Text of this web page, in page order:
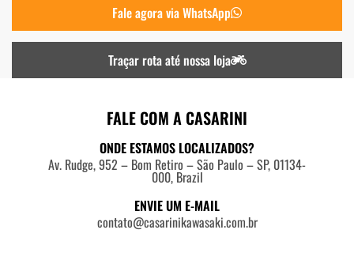
Fale agora via WhatsApp
Traçar rota até nossa loja
FALE COM A CASARINI
ONDE ESTAMOS LOCALIZADOS?
Av. Rudge, 952 – Bom Retiro – São Paulo – SP, 01134-
000, Brazil
ENVIE UM E-MAIL
contato@casarinikawasaki.com.br